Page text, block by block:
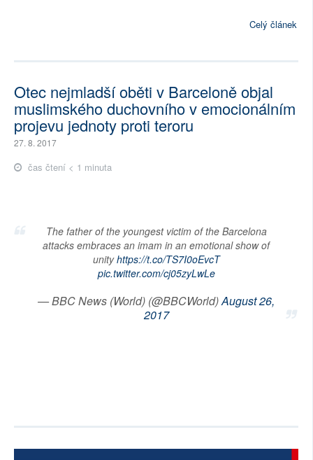
Celý článek
Otec nejmladší oběti v Barceloně objal
muslimského duchovního v emocionálním
projevu jednoty proti teroru
27. 8. 2017
čas čtení < 1 minuta
The father of the youngest victim of the Barcelona
attacks embraces an imam in an emotional show of
unityhttps://t.co/TS7I0oEvcT
pic.twitter.com/cj05zyLwLe
— BBC News (World) (@BBCWorld)August 26,
2017